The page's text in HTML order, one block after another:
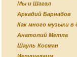
Мы и Шагал
Аркадий Барнабов
Как много музыки в
Анатолий Метла
Шауль Косман